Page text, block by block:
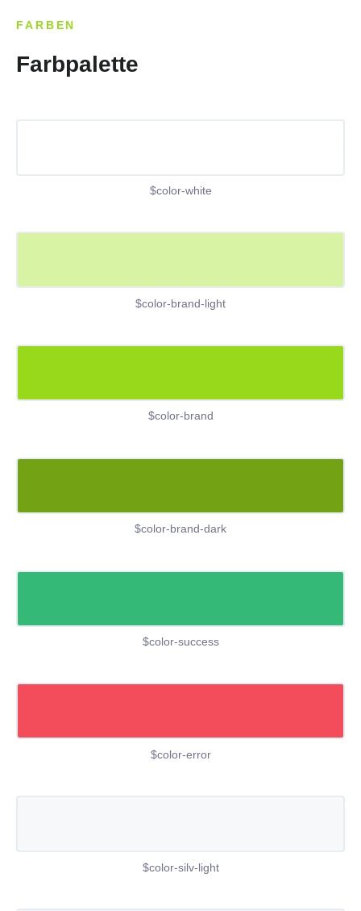
FARBEN
Farbpalette
$color-white
$color-brand-light
$color-brand
$color-brand-dark
$color-success
$color-error
$color-silv-light